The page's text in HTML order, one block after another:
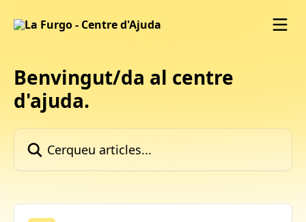
Benvingut/da al centre
d'ajuda.